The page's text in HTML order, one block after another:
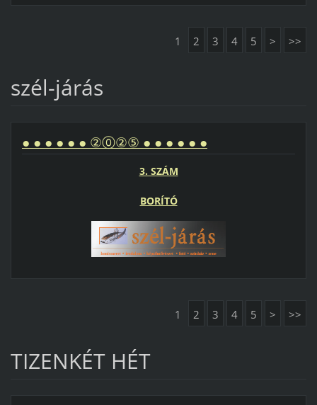
1 2 3 4 5 > >>
szél-járás
● ● ● ● ● ● ②⓪②⑤ ● ● ● ● ● ●
3. SZÁM
BORÍTÓ
1 2 3 4 5 > >>
TIZENKÉT HÉT